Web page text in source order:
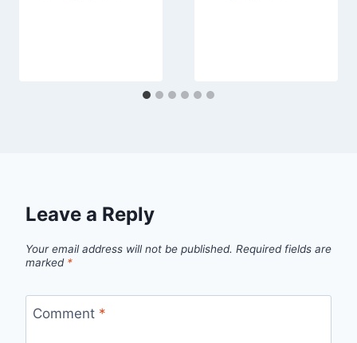
Leave a Reply
Your email address will not be published. Required fields are
marked *
Comment *